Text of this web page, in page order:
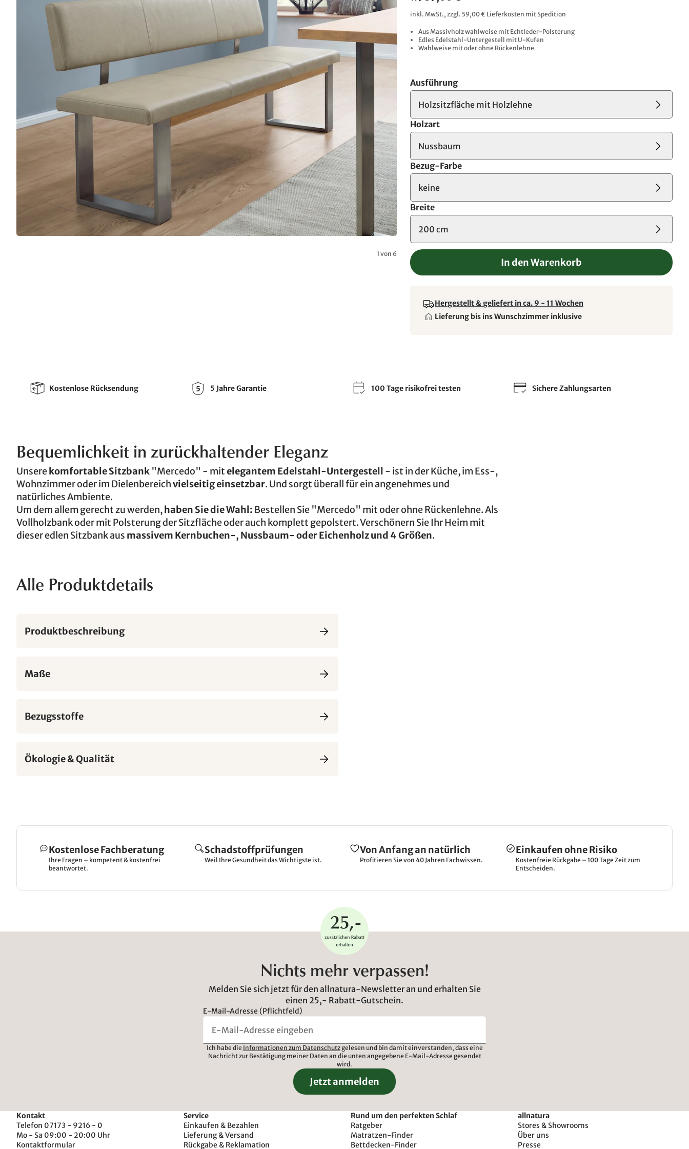
1 von 6
inkl. MwSt., zzgl. 59,00 € Lieferkosten mit Spedition
Aus Massivholz wahlweise mit Echtleder-Polsterung
Edles Edelstahl-Untergestell mit U-Kufen
Wahlweise mit oder ohne Rückenlehne
Ausführung
Holzsitzfläche mit Holzlehne
Holzart
Nussbaum
Bezug-Farbe
keine
Breite
200 cm
In den Warenkorb
Hergestellt & geliefert in ca. 9 - 11 Wochen
Lieferung bis ins Wunschzimmer inklusive
Kostenlose Rücksendung 5 Jahre Garantie 100 Tage risikofrei testen Sichere Zahlungsarten
Bequemlichkeit in zurückhaltender Eleganz
Unserekomfortable Sitzbank "Mercedo" - mitelegantem Edelstahl-Untergestell - ist in der Küche, im Ess-,
Wohnzimmer oder im Dielenbereichvielseitig einsetzbar. Und sorgt überall für ein angenehmes und
natürliches Ambiente.
Um dem allem gerecht zu werden,haben Sie die Wahl: Bestellen Sie "Mercedo" mit oder ohne Rückenlehne. Als
Vollholzbank oder mit Polsterung der Sitzfläche oder auch komplett gepolstert. Verschönern Sie Ihr Heim mit
dieser edlen Sitzbank aus massivem Kernbuchen-, Nussbaum- oder Eichenholz und 4 Größen.
Alle Produktdetails
Produktbeschreibung
Maße
Bezugsstoffe
Ökologie & Qualität
Kostenlose Fachberatung
Ihre Fragen – kompetent & kostenfrei
beantwortet.
Schadstoffprüfungen
Weil Ihre Gesundheit das Wichtigste ist.
Von Anfang an natürlich
Profitieren Sie von 40 Jahren Fachwissen.
Einkaufen ohne Risiko
Kostenfreie Rückgabe – 100 Tage Zeit zum
Entscheiden.
Nichts mehr verpassen!
Melden Sie sich jetzt für den allnatura-Newsletter an und erhalten Sie
einen 25,- Rabatt-Gutschein.
E-Mail-Adresse (Pflichtfeld)
Ich habe die Informationen zum Datenschutzgelesen und bin damit einverstanden, dass eine
Nachricht zur Bestätigung meiner Daten an die unten angegebene E-Mail-Adresse gesendet
wird.
Jetzt anmelden
Kontakt
Telefon 07173 - 9216 - 0
Mo - Sa 09:00 - 20:00 Uhr
Kontaktformular
Service
Einkaufen & Bezahlen
Lieferung & Versand
Rückgabe & Reklamation
Rund um den perfekten Schlaf
Ratgeber
Matratzen-Finder
Bettdecken-Finder
allnatura
Stores & Showrooms
Über uns
Presse